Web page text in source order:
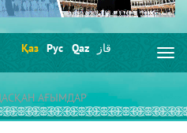
Қаз Рус Qaz قاز
АҒЫМДАР